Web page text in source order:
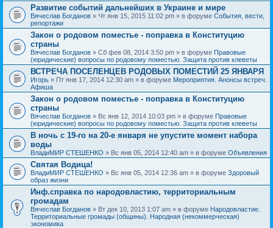
Развитие событий дальнейших в Украине и мире
Вячеслав Богданов » Чт янв 15, 2015 11:02 pm » в форуме События, вести,
репортажи
Закон о родовом поместье - поправка в Конституцию
страны
Вячеслав Богданов » Сб фев 08, 2014 3:50 pm » в форуме Правовые
(юридические) вопросы по родовому поместью. Защита против клеветы
ВСТРЕЧА ПОСЕЛЕНЦЕВ РОДОВЫХ ПОМЕСТИЙ 25 ЯНВАРЯ
Игорь » Пт янв 17, 2014 12:30 am » в форуме Мероприятия. Анонсы встреч.
Афиша
Закон о родовом поместье - поправка в Конституцию
страны
Вячеслав Богданов » Вс янв 12, 2014 10:03 pm » в форуме Правовые
(юридические) вопросы по родовому поместью. Защита против клеветы
В ночь с 19-го на 20-е января не упустите момент набора
воды
ВладиМИР СТЕШЕНКО » Вс янв 05, 2014 12:40 am » в форуме Объявления
Святая Водица!
ВладиМИР СТЕШЕНКО » Вс янв 05, 2014 12:36 am » в форуме Здоровый
образ жизни
Инф.справка по народовластию, территориальным
громадам
Вячеслав Богданов » Вт дек 10, 2013 1:07 am » в форуме Народовластие.
Территориальные громады (общины). Народная (некоммерческая)
экономика